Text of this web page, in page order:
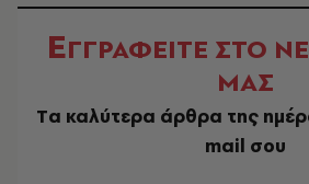
ΕΓΓΡΑΦΕΙΤΕ ΣΤΟ
ΜΑΣ
Tα καλύτερα άρθρα της
mail σου